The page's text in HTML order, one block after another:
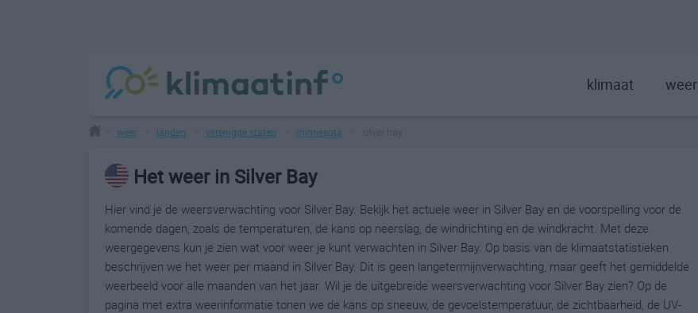
klimaat weer
weer landen verenigde staten minnesota
Het weer in Silver Bay
Hier vind je de weersverwachting voor Silver Bay. Bekijk het actuele weer in Silver Bay en de voorspelling voor de
komende dagen, zoals de temperaturen, de kans op neerslag, de windrichting en de windkracht. Met deze
weergegevens kun je zien wat voor weer je kunt verwachten in Silver Bay. Op basis van de klimaatstatistieken
beschrijven we het weer per maand in Silver Bay. Dit is geen langetermijnverwachting, maar geeft het gemiddelde
weerbeeld voor alle maanden van het jaar. Wil je de uitgebreide weersverwachting voor Silver Bay zien? Op de
pagina met extra weerinformatie tonen we de kans op sneeuw, de gevoelstemperatuur, de zichtbaarheid, de UV-